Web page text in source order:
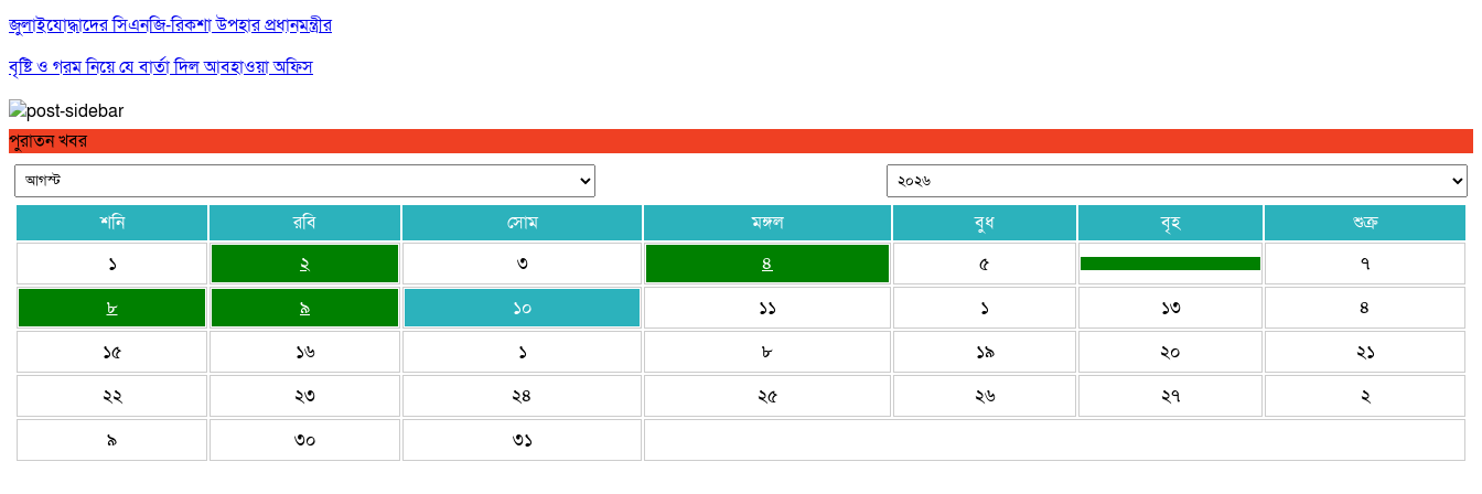
জুলাইযোদ্ধাদের সিএনজি-রিকশা উপহার প্রধানমন্ত্রীর
বৃষ্টি ও গরম নিয়ে যে বার্তা দিল আবহাওয়া অফিস
পে স্কেল নিয়ে বড় সুখবর, ফাইল উঠছে মন্ত্রিসভায়
পুরাতন খবর
শনি রবি সোম মঙ্গল বুধ বৃহ
শুক্র
১
২ ৩ ৪ ৫
৭
৮
৯ ১০ ১১ ১ ১৩
৪
১৫
১৬ ১ ৮ ১৯ ২০
২১
২২
২৩ ২৪ ২৫ ২৬ ২৭
২
৯
৩০ ৩১